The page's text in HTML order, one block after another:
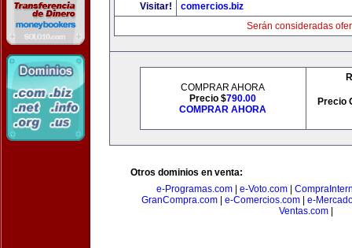
Visitar!
comercios.biz
Serán consideradas
COMPRAR AHORA
Precio $790.00
COMPRAR AHORA
Precio
Otros dominios en venta:
e-Programas.com
e-Voto.com
GranCompra.com
e-Comercios.com
e-
Ventas.com|